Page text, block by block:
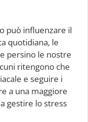
può influenzare il
quotidiana, le
persino le nostre
ritengono che
e seguire i
a una maggiore
gestire lo stress